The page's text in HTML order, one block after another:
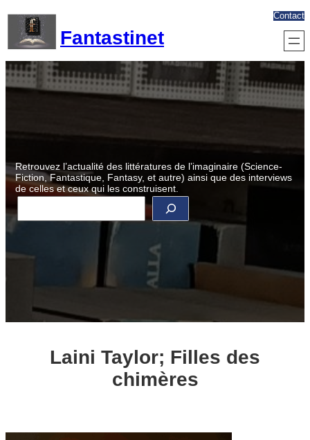
contenu
Fantastinet
Contact
Retrouvez l’actualité des littératures de l’imaginaire (Science-
Fiction, Fantastique, Fantasy, et autre) ainsi que des interviews
de celles et ceux qui les construisent.
R
e
c
r
Laini Taylor; Filles des
chimères